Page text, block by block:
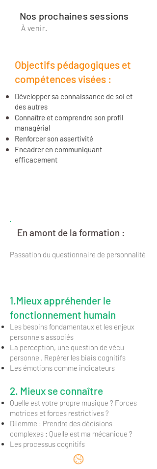
Nos prochaines sessions
À venir.
Objectifs pédagogiques et
compétences visées :
Développer sa connaissance de soi et
des autres
Connaître et comprendre son profil
managérial
Renforcer son assertivité
Encadrer en communiquant
efficacement
En amont de la formation :
Passation du questionnaire de personnalité
1.Mieux appréhender le
fonctionnement humain
Les besoins fondamentaux et les enjeux
personnels associés
La perception, une question de vécu
personnel. Repérer les biais cognitifs
Les émotions comme indicateurs
2. Mieux se connaître
Quelle est votre propre musique ? Forces
motrices et forces restrictives ?
Dilemme : Prendre des décisions
complexes : Quelle est ma mécanique ?
Les processus cognitifs